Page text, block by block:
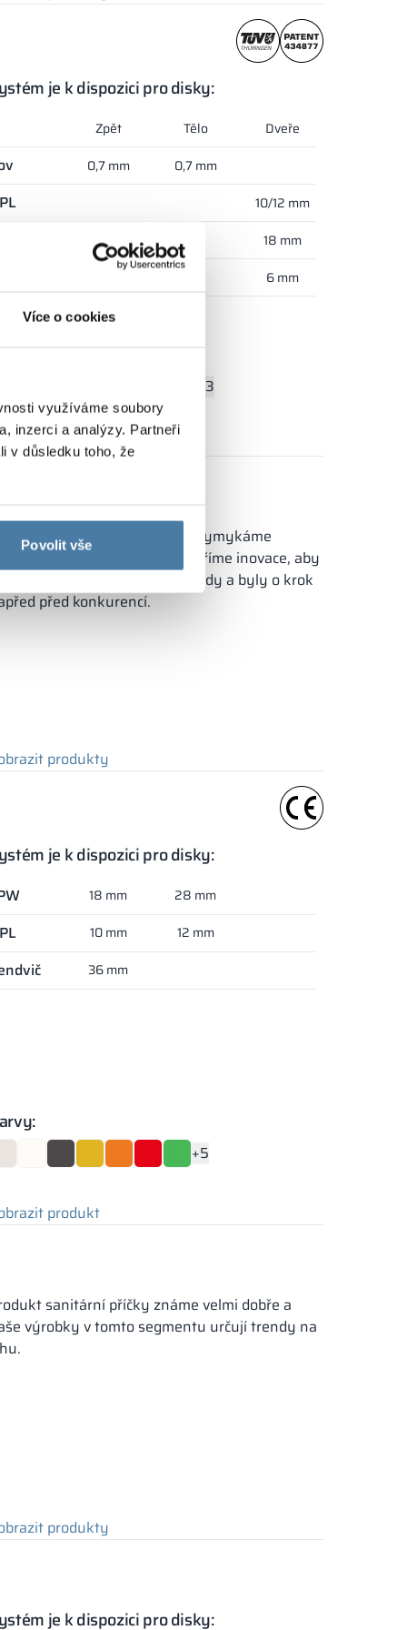
Více o cookies
využíváme soubory
inzerci a analýzy. Partneři
v důsledku toho, že
Povolit vše
je k dispozici pro disky:
Zpět Tělo Dveře
0,7 mm 0,7 mm
10/12 mm
18 mm
6 mm
+13
produkt
Při navrhování našich skříní se vymykáme
zaběhnutým zvyklostem. Vytváříme inovace, aby
naše výrobky udávaly nové trendy a byly o krok
před konkurencí.
produkty
je k dispozici pro disky:
18 mm 28 mm
10 mm 12 mm
36 mm
+5
produkt
sanitární příčky známe velmi dobře a
výrobky v tomto segmentu určují trendy na
produkty
je k dispozici pro disky: